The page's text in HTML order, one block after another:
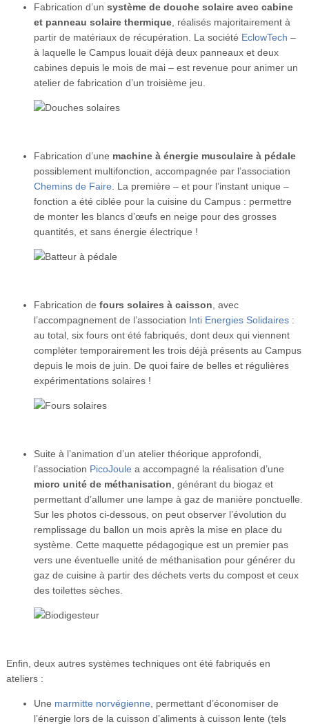
Fabrication d’un système de douche solaire avec cabine
et panneau solaire thermique, réalisés majoritairement à
partir de matériaux de récupération. La société EclowTech –
à laquelle le Campus louait déjà deux panneaux et deux
cabines depuis le mois de mai – est revenue pour animer un
atelier de fabrication d’un troisième jeu.
Fabrication d’une machine à énergie musculaire à pédale
possiblement multifonction, accompagnée par l’association
Chemins de Faire . La première – et pour l’instant unique –
fonction a été ciblée pour la cuisine du Campus : permettre
de monter les blancs d’œufs en neige pour des grosses
quantités, et sans énergie électrique !
Fabrication de fours solaires à caisson , avec
l’accompagnement de l’association Inti Energies Solidaires:
au total, six fours ont été fabriqués, dont deux qui viennent
compléter temporairement les trois déjà présents au Campus
depuis le mois de juin. De quoi faire de belles et régulières
expérimentations solaires !
Suite à l’animation d’un atelier théorique approfondi,
l’association PicoJoule a accompagné la réalisation d’une
micro unité de méthanisation , générant du biogaz et
permettant d’allumer une lampe à gaz de manière ponctuelle.
Sur les photos ci-dessous, on peut observer l’évolution du
remplissage du ballon un mois après la mise en place du
système. Cette maquette pédagogique est un premier pas
vers une éventuelle unité de méthanisation pour générer du
gaz de cuisine à partir des déchets verts du compost et ceux
des toilettes sèches.
Enfin, deux autres systèmes techniques ont été fabriqués en
ateliers :
Une marmitte norvégienne , permettant d’économiser de
l’énergie lors de la cuisson d’aliments à cuisson lente (tels